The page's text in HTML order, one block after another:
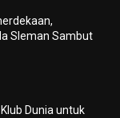
Sleman Sambut
Dunia untuk